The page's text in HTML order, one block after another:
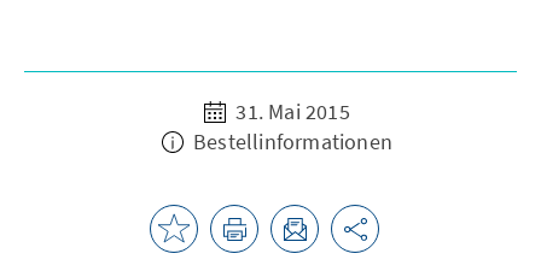
31. Mai 2015
Bestellinformationen